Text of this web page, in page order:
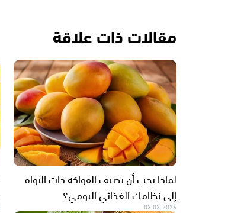
مقالات ذات علاقة
لماذا يجب أن تضيف الفواكه ذات النواة
إلى نظامك الغذائي اليومي؟
03.03.2026